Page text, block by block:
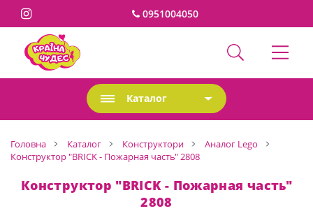
0951004050
Каталог
Головна Каталог Конструктори
Аналог Lego
Конструктор "BRICK - Пожарная часть" 2808
Конструктор "BRICK - Пожарная часть"
2808